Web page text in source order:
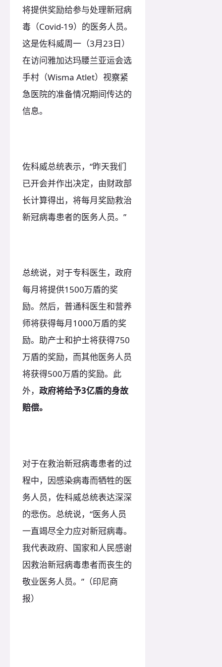
将提供奖励给参与处理新冠病
毒（Covid-19）的医务人员。
这是佐科威周一（3月23日）
在访问雅加达玛腰兰亚运会选
手村（Wisma Atlet）视察紧
急医院的准备情况期间传达的
信息。
佐科威总统表示，“昨天我们
已开会并作出决定，由财政部
长计算得出，将每月奖励救治
新冠病毒患者的医务人员。”
总统说，对于专科医生，政府
每月将提供1500万盾的奖
励。然后，普通科医生和营养
师将获得每月1000万盾的奖
励。助产士和护士将获得750
万盾的奖励，而其他医务人员
将获得500万盾的奖励。此
外， 政府将给予3亿盾的身故
赔偿。
对于在救治新冠病毒患者的过
程中，因感染病毒而牺牲的医
务人员，佐科威总统表达深深
的悲伤。总统说，“医务人员
一直竭尽全力应对新冠病毒。
我代表政府、国家和人民感谢
因救治新冠病毒患者而丧生的
敬业医务人员。”（印尼商
报）